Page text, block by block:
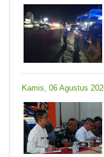
Kamis, 06 Agustus